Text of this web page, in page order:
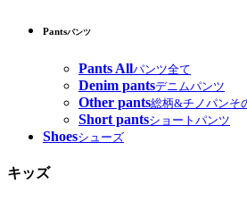
Pantsパンツ
Pants Allパンツ全て
Denim pantsデニムパンツ
Other pants総柄&チノパンそ
Short pantsショートパンツ
Shoesシューズ
キッズ